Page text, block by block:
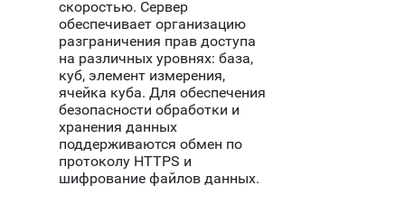
скоростью. Сервер
обеспечивает организацию
разграничения прав доступа
на различных уровнях: база,
куб, элемент измерения,
ячейка куба. Для обеспечения
безопасности обработки и
хранения данных
поддерживаются обмен по
протоколу HTTPS и
шифрование файлов данных.